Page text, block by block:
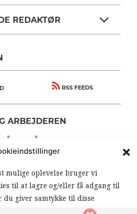
mulige oplevelse bruger vi
til at lagre og/eller få adgang til
du giver samtykke til disse
mulighed for at behandle data såsom
REDAKTØR
RSS FEEDS
ARBEJDEREN
| |